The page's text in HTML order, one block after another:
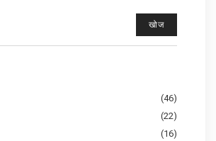
खोज
(46)
(22)
(16)